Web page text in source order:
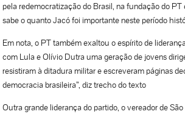
pela redemocratização do Brasil, na fundação do PT
sabe o quanto Jacó foi importante neste período
Em nota, o PT também exaltou o espírito de
com Lula e Olívio Dutra uma geração de jovens
resistiram à ditadura militar e escreveram páginas
democracia brasileira”, diz trecho do texto
Outra grande liderança do partido, o vereador de